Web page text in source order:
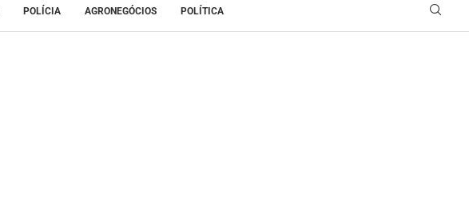
POLÍCIA AGRONEGÓCIOS POLÍTICA